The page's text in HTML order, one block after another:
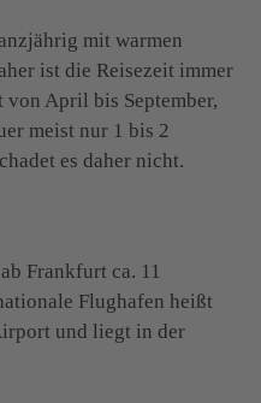
mit warmen
ist die Reisezeit immer
von April bis September,
meist nur 1 bis 2
es daher nicht.
Frankfurt ca. 11
Flughafen heißt
und liegt in der